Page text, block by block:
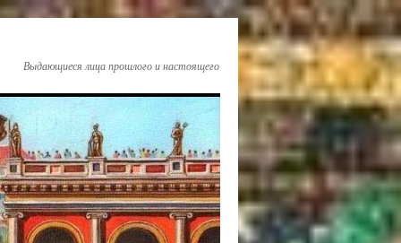
Выдающиеся лица прошлого и настоящего